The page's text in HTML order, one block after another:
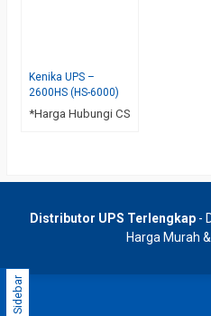
Kenika UPS –
2600HS (HS-6000)
*Harga Hubungi CS
Sidebar
Distributor UPS Terlengkap -
Harga Murah